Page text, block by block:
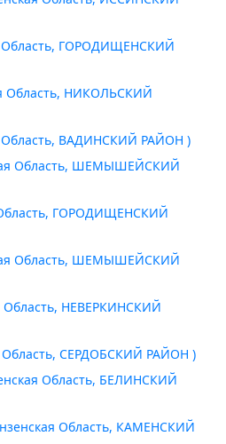
Область, ГОРОДИЩЕНСКИЙ
Область, НИКОЛЬСКИЙ
Область, ВАДИНСКИЙ РАЙОН )
Область, ШЕМЫШЕЙСКИЙ
ГОРОДИЩЕНСКИЙ
Область, ШЕМЫШЕЙСКИЙ
Область, НЕВЕРКИНСКИЙ
Область, СЕРДОБСКИЙ РАЙОН )
Область, БЕЛИНСКИЙ
Область, КАМЕНСКИЙ